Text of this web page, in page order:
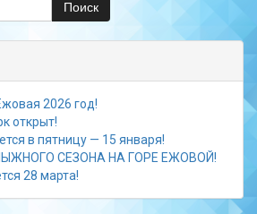
2026 год!
открыт!
в пятницу — 15 января!
СЕЗОНА НА ГОРЕ ЕЖОВОЙ!
28 марта!